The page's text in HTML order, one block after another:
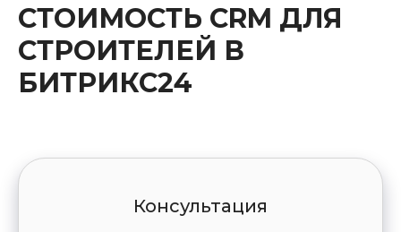
СТОИМОСТЬ CRM ДЛЯ
СТРОИТЕЛЕЙ В
БИТРИКС24
Консультация